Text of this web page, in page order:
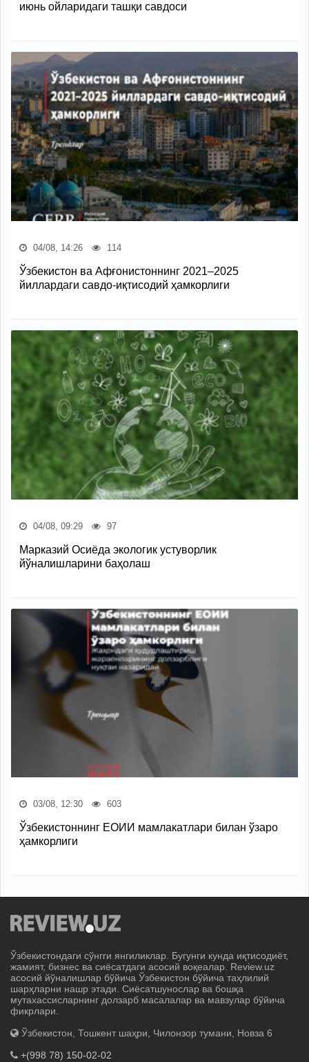
июнь ойларидаги ташқи савдоси
04/08, 14:26 114
Ўзбекистон ва Афғонистоннинг 2021–2025
йиллардаги савдо-иқтисодий ҳамкорлиги
04/08, 09:29 97
Марказий Осиёда экологик устуворлик
йўналишларини баҳолаш
03/08, 12:30 603
Ўзбекистоннинг ЕОИИ мамлакатлари билан ўзаро
ҳамкорлиги
Ўзбекистондаги сўнгги янгиликлар. Бугунги кунда иқтисодиёт,
жамият, бизнес ва сиёсатдаги асосий воқеалар. Review.uz
асосий йўналишлар бўйича Ўзбекистон бўйича таҳлилий
шарҳларни нашр этади. Сиёсатшунослар ва бошқа
мутахассисларнинг долзарб масалалар ва мавзулар бўйича
фикрлари.
Ўзбекистон, Тошкент шаҳри, Чилонзор тумани, Новза 6
+(998 78) 150-02-02